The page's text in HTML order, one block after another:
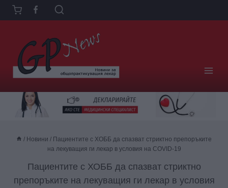
Към
съдържанието
/ Новини / Пациентите с ХОББ да спазват стриктно препоръките
на лекуващия ги лекар в условия на COVID-19
Пациентите с ХОББ да спазват стриктно
препоръките на лекуващия ги лекар в условия